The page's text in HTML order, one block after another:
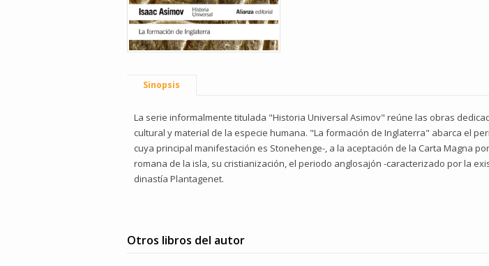
Sinopsis
La serie informalmente titulada "Historia Universal Asimov" reúne las obras
cultural y material de la especie humana. "La formación de Inglaterra" abarca el
cuya principal manifestación es Stonehenge-, a la aceptación de la Carta Magna
romana de la isla, su cristianización, el periodo anglosajón -caracterizado por la
dinastía Plantagenet.
Otros libros del autor